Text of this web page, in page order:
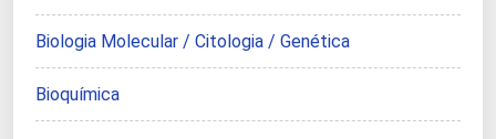
Biologia Molecular / Citologia / Genética
Bioquímica